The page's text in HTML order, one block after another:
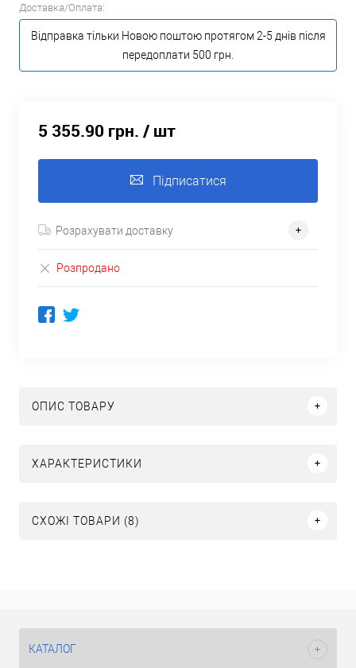
Доставка/Оплата:
Відправка тільки Новою поштою протягом 2-5 днів після
передоплати 500 грн.
5 355.90 грн. / шт
Підписатися
Розрахувати доставку
Розпродано
ОПИС ТОВАРУ
ХАРАКТЕРИСТИКИ
СХОЖІ ТОВАРИ (8)
КАТАЛОГ